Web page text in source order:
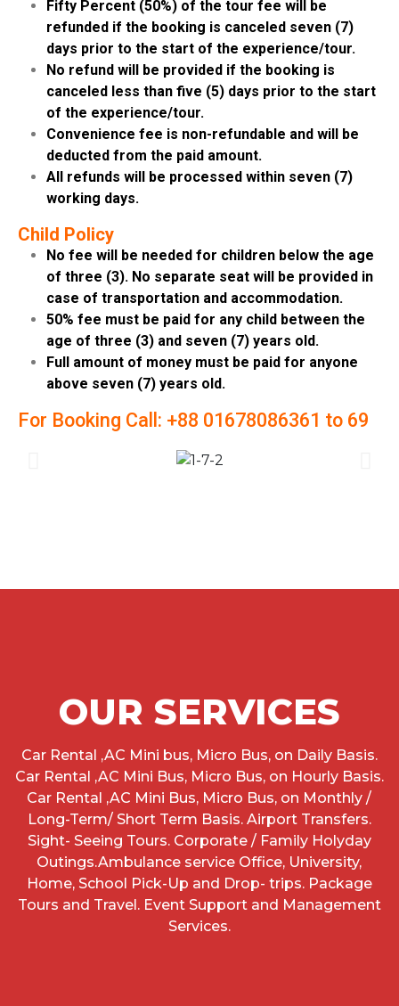
Fifty Percent (50%) of the tour fee will be
refunded if the booking is canceled seven (7)
days prior to the start of the experience/tour.
No refund will be provided if the booking is
canceled less than five (5) days prior to the start
of the experience/tour.
Convenience fee is non-refundable and will be
deducted from the paid amount.
All refunds will be processed within seven (7)
working days.
Child Policy
No fee will be needed for children below the age
of three (3). No separate seat will be provided in
case of transportation and accommodation.
50% fee must be paid for any child between the
age of three (3) and seven (7) years old.
Full amount of money must be paid for anyone
above seven (7) years old.
For Booking Call: +88 01678086361 to 69
OUR SERVICES
Car Rental ,AC Mini bus, Micro Bus, on Daily Basis.
Car Rental ,AC Mini Bus, Micro Bus, on Hourly Basis.
Car Rental ,AC Mini Bus, Micro Bus, on Monthly /
Long-Term/ Short Term Basis. Airport Transfers.
Sight- Seeing Tours. Corporate / Family Holyday
Outings.Ambulance service Office, University,
Home, School Pick-Up and Drop- trips. Package
Tours and Travel. Event Support and Management
Services.